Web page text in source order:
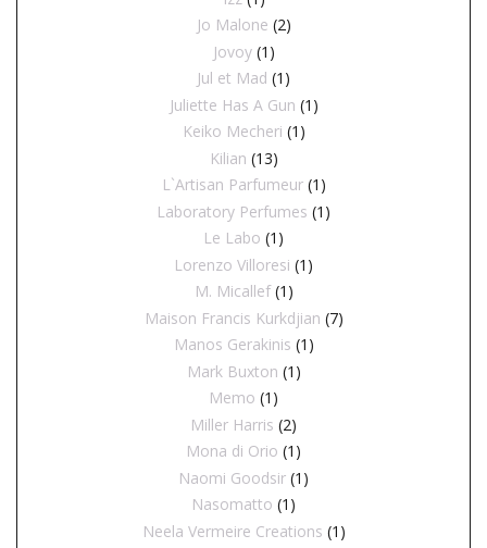
Jo Malone (2)
Jovoy (1)
Jul et Mad (1)
Juliette Has A Gun (1)
Keiko Mecheri (1)
Kilian (13)
L`Artisan Parfumeur (1)
Laboratory Perfumes (1)
Le Labo (1)
Lorenzo Villoresi (1)
M. Micallef (1)
Maison Francis Kurkdjian (7)
Manos Gerakinis (1)
Mark Buxton (1)
Memo (1)
Miller Harris (2)
Mona di Orio (1)
Naomi Goodsir (1)
Nasomatto (1)
Neela Vermeire Creations (1)